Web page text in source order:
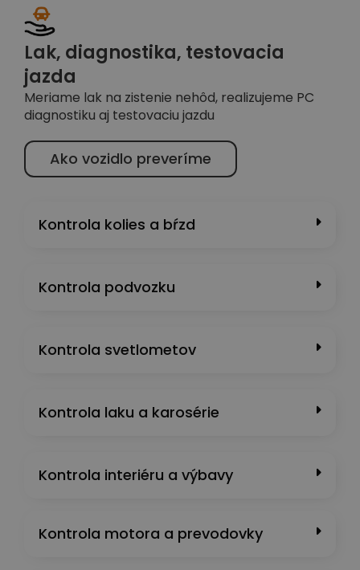
Lak, diagnostika, testovacia
jazda
Meriame lak na zistenie nehôd, realizujeme PC
diagnostiku aj testovaciu jazdu
Ako vozidlo preveríme
Kontrola kolies a bŕzd
Kontrola podvozku
Kontrola svetlometov
Kontrola laku a karosérie
Kontrola interiéru a výbavy
Kontrola motora a prevodovky